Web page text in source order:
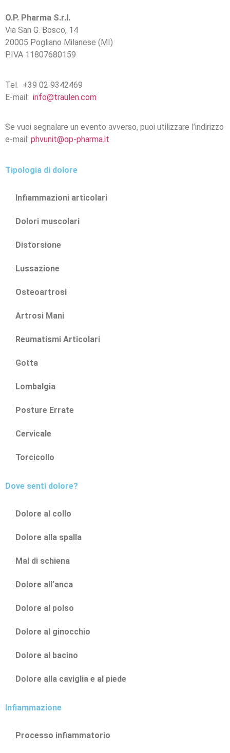
O.P. Pharma S.r.l.
Via San G. Bosco, 14
20005 Pogliano Milanese (MI)
P.IVA 11807680159
Tel. +39 02 9342469
E-mail: info@traulen.com
Se vuoi segnalare un evento avverso, puoi utilizzare l’indirizzo
e-mail: phvunit@op-pharma.it
Tipologia di dolore
Infiammazioni articolari
Dolori muscolari
Distorsione
Lussazione
Osteoartrosi
Artrosi Mani
Reumatismi Articolari
Gotta
Lombalgia
Posture Errate
Cervicale
Torcicollo
Dove senti dolore?
Dolore al collo
Dolore alla spalla
Mal di schiena
Dolore all’anca
Dolore al polso
Dolore al ginocchio
Dolore al bacino
Dolore alla caviglia e al piede
Infiammazione
Processo infiammatorio